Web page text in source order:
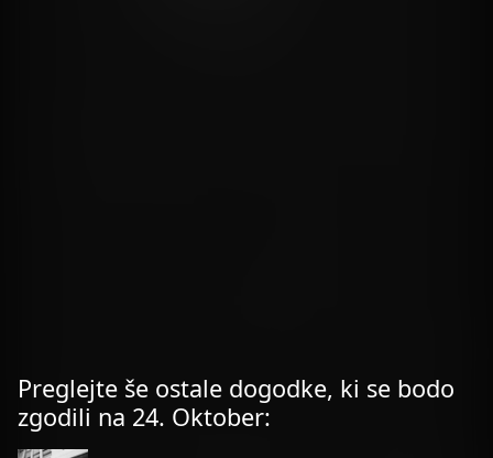
Preglejte še ostale dogodke, ki se bodo
zgodili na 24. Oktober: